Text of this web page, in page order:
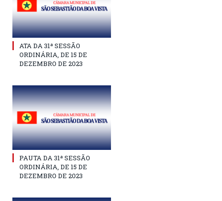
ATA DA 31ª SESSÃO
ORDINÁRIA, DE 15 DE
DEZEMBRO DE 2023
PAUTA DA 31ª SESSÃO
ORDINÁRIA, DE 15 DE
DEZEMBRO DE 2023